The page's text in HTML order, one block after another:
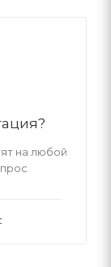
на любой